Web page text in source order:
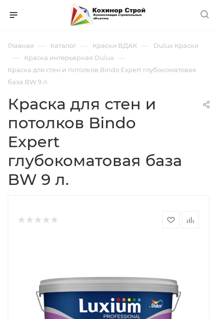
Главная — Каталог — Краски ВДАК — Dulux Краски
— Краска интерьерная Dulux —
Краска для стен и потолков Bindo Expert глубокоматовая
база BW 9 л.
Краска для стен и
потолков Bindo
Expert
глубокоматовая база
BW 9 л.